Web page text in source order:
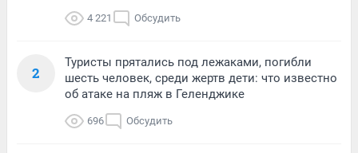
4 221 Обсудить
2
Туристы прятались под лежаками, погибли
шесть человек, среди жертв дети: что известно
об атаке на пляж в Геленджике
696 Обсудить